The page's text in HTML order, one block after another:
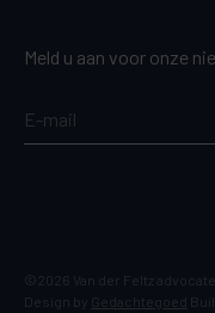
Meld u aan voor onze
©2026 Van der Feltz
Design by
Gedachtegoed